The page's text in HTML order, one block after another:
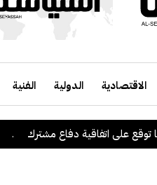
الاقتصادية الدولية الفنية
اتفاقية دفاع مشترك . الكويت